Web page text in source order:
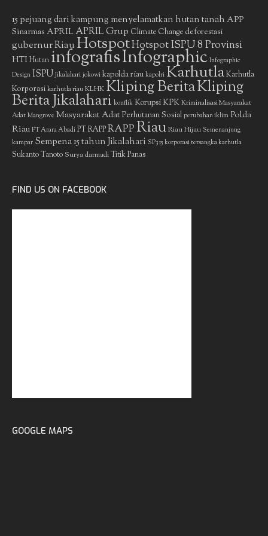
15 pejuang dari kampung menyelamatkan hutan tanah APP
Sinarmas APRIL APRIL Grup Climate Change deforestasi
gubernur RiauHotspotHotspot ISPU 8 Provinsi
HTIHutan infografisInfographic Infographic
Design ISPU Jikalahari jokowi kapolda riau kapolri KarhutlaKarhutla
Korporasikarhutla riauKLHKKliping BeritaKliping
Berita Jikalahari konflik Korupsi KPKKriminalisasi Masyarakat
Adat Mangrove Masyarakat AdatPerhutanan Sosial perubahan iklim Polda
Riau PT Arara Abadi PT RAPPRAPPRiauRiau Hijau Semenanjung
kampar Sempena 15 tahun Jikalahari SP3 15 korporasi tersangka karhutla
Sukanto Tanoto Surya darmadiTitik Panas
FIND US ON FACEBOOK
GOOGLE MAPS